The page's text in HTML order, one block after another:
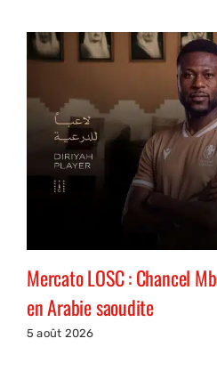
Mercato LOSC : Chancel
en Arabie saoudite
5 août 2026